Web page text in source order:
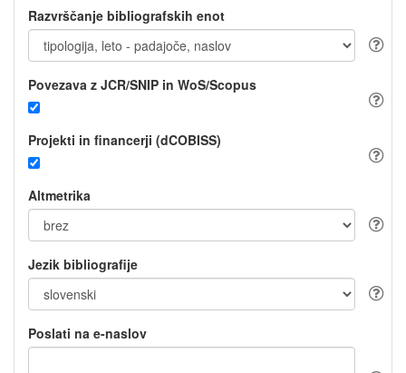
Razvrščanje bibliografskih enot
Povezava z JCR/SNIP in WoS/Scopus
Projekti in financerji (dCOBISS)
Altmetrika
Jezik bibliografije
Poslati na e-naslov